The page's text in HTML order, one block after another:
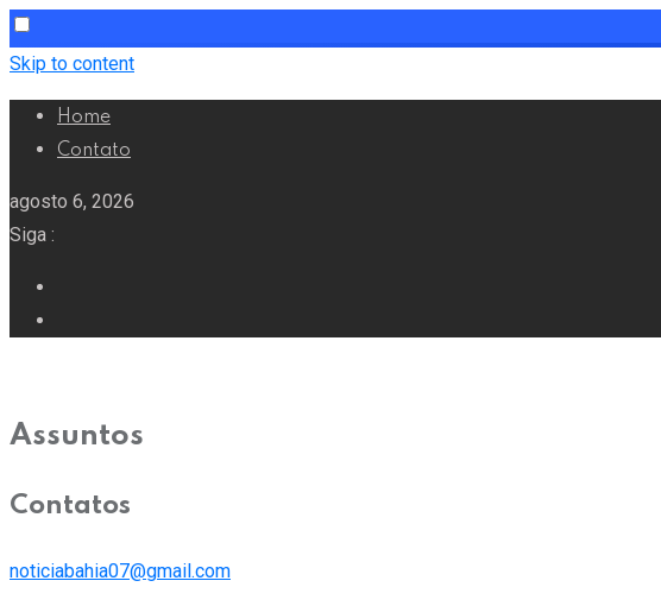
Skip to content
Home
Contato
agosto 6, 2026
Siga :
Assuntos
Contatos
noticiabahia07@gmail.com